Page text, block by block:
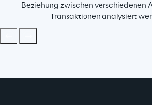
Beziehung zwischen verschiedenen
Transaktionen analysiert